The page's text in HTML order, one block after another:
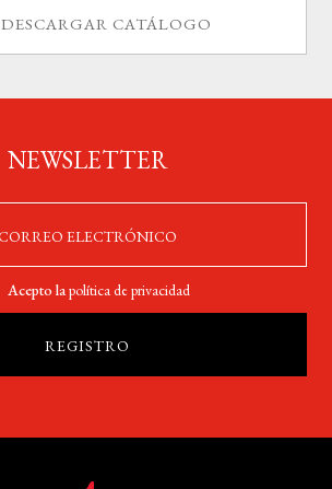
DESCARGAR CATÁLOGO
NEWSLETTER
Acepto lapolítica de privacidad